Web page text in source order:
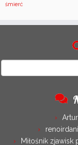
śmierć
Miłośnik zjawisk